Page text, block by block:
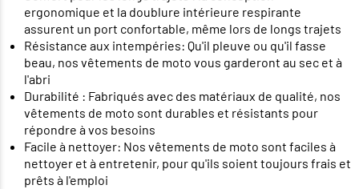
ergonomique et la doublure intérieure respirante
assurent un port confortable, même lors de longs trajets
Résistance aux intempéries: Qu'il pleuve ou qu'il fasse
beau, nos vêtements de moto vous garderont au sec et à
l'abri
Durabilité : Fabriqués avec des matériaux de qualité, nos
vêtements de moto sont durables et résistants pour
répondre à vos besoins
Facile à nettoyer: Nos vêtements de moto sont faciles à
nettoyer et à entretenir, pour qu'ils soient toujours frais et
prêts à l'emploi